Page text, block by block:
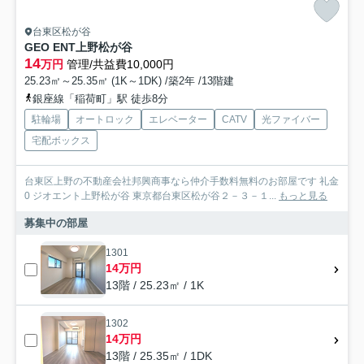
台東区松が谷
GEO ENT上野松が谷
14万円 管理/共益費10,000円
25.23㎡～25.35㎡ (1K～1DK) /築2年 /13階建
銀座線「稲荷町」駅 徒歩8分
駐輪場 オートロック エレベーター CATV
光ファイバー
宅配ボックス
台東区上野の不動産会社邦興商事なら仲介手数料無料のお部屋です 礼金
0 ジオエント上野松が谷 東京都台東区松が谷２－３－１... もっと見る
募集中の部屋
1301
14万円
13階 / 25.23㎡ / 1K
1302
14万円
13階 / 25.35㎡ / 1DK